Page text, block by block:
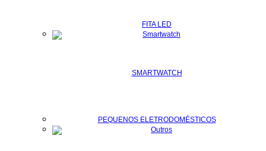
FITA LED
SMARTWATCH
PEQUENOS ELETRODOMÉSTICOS